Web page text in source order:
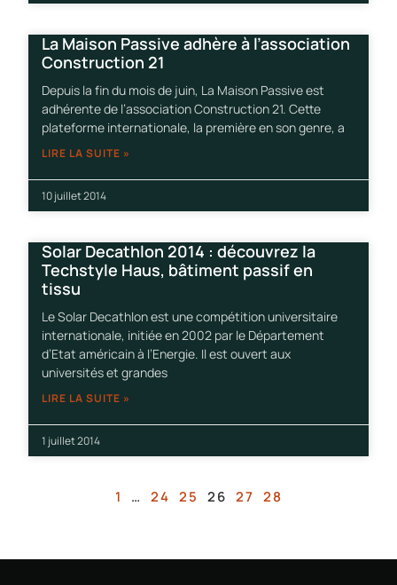
La Maison Passive adhère à l’association
Construction 21
Depuis la fin du mois de juin, La Maison Passive est
adhérente de l’association Construction 21. Cette
plateforme internationale, la première en son genre, a
LIRE LA SUITE »
10 juillet 2014
Solar Decathlon 2014 : découvrez la
Techstyle Haus, bâtiment passif en
tissu
Le Solar Decathlon est une compétition universitaire
internationale, initiée en 2002 par le Département
d’Etat américain à l’Energie. Il est ouvert aux
universités et grandes
LIRE LA SUITE »
1 juillet 2014
1 … 24 25 26 27 28